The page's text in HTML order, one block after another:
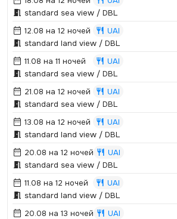
standard sea view / DBL
12.08 на 12 ночей
UAI
standard land view / DBL
11.08 на 11 ночей
UAI
standard sea view / DBL
21.08 на 12 ночей
UAI
standard sea view / DBL
13.08 на 12 ночей
UAI
standard land view / DBL
20.08 на 12 ночей
UAI
standard sea view / DBL
11.08 на 12 ночей
UAI
standard land view / DBL
20.08 на 13 ночей
UAI